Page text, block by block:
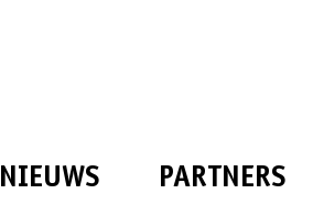
NIEUWS PARTNERS